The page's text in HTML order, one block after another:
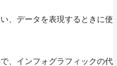
、データを表現するときに使
、インフォグラフィックの代